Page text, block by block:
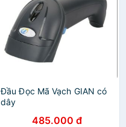
Đầu Đọc Mã Vạch GIAN có
dây
485.000 đ